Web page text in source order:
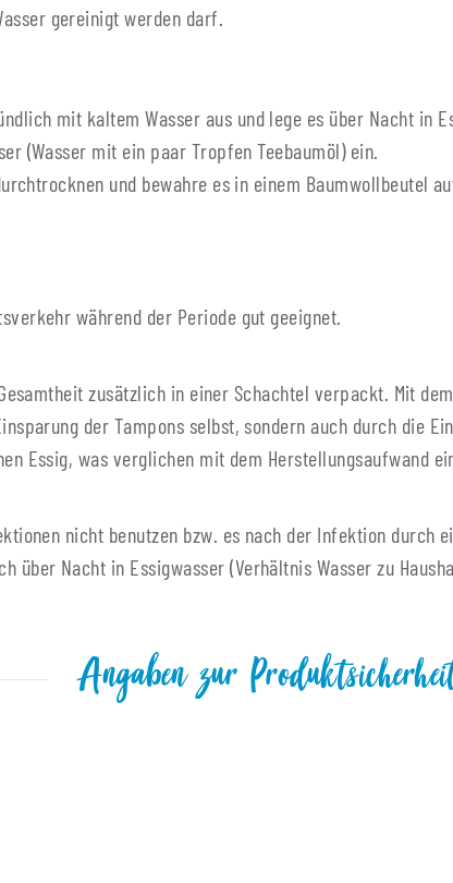
gereinigt werden darf.
mit kaltem Wasser aus und lege es über Nacht in
(Wasser mit ein paar Tropfen Teebaumöl) ein.
und bewahre es in einem Baumwollbeutel
während der Periode gut geeignet.
zusätzlich in einer Schachtel verpackt. Mit
der Tampons selbst, sondern auch durch die
Essig, was verglichen mit dem Herstellungsaufwand
nicht benutzen bzw. es nach der Infektion durch
über Nacht in Essigwasser (Verhältnis Wasser zu
Angaben zur